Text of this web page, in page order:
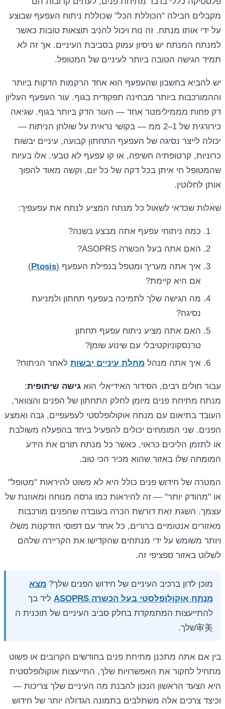
מקבלים חבילה "הכוללת הכל" שכוללת ניתוח העפעף שבוצע
על ידי אותו מנתח. זה נוח ויכול להניב תוצאות טובות כאשר
למנתח המנתח יש ניסיון עמוק בסביבת העיניים. אך זה לא
תמיד הגישה הטובה ביותר לעיניים של המטופל.
יש להביא בחשבון שהעפעף הוא אחד הרקמות הדקות ביותר
וההמורכבות ביותר מבחינה תפקודית בגוף. עור העפעף העליון
דק פחות מממילימטר אחד — העור הדק ביותר בגוף. שגיאה
כירורגית של 1–2 ממ — בקושי נראית על שולחן הניתוח —
יכולה לייצר נסיגה של העפעף התחתון קבועה, עיניים יבשות
כרוניות, קרטופתיה חשיפה, או קו עפעף לא טבעי. אלו בעיות
שהמטופל חי איתן בכל דקה של כל יום, וקשה מאוד להפוך
אותן לחלוטין.
שאלות שכדאי לשאול כל מנתח המציע לנתח את עפעפיך:
כמה ניתוחי עפעף אתה מבצע בשנה?
האם אתה בעל הכשרה ASOPRS?
איך אתה מעריך ומטפל בנפילת העפעף (Ptosis
)
אם היא קיימת?
מה הגישה שלך לתמיכה בעפעף תחתון ולמניעת
נסיגה?
האם אתה מציע ניתוח עפעף תחתון
טרנסקוניוקטיבלי עם שינוע שומן?
איך אתה מנהל מחלת עיניים יבשות לאחר הניתוח?
עבור חולים רבים, הסידור האידיאלי הוא גישה שיתופית:
מנתח מתיחת פנים מיומן לחלק התחתון של הפנים והצוואר,
העובד בתיאום עם מנתח אוקולופלסטי לעפעפיים, גבה ואמצע
הפנים. שני המומחים יכולים להפעיל ביחד בהפעלה משולבת
או לתזמן הליכים כראוי, כאשר כל מנתח תורם את הידע
המומחה שלו באזור שהוא מכיר הכי טוב.
המטרה של חידוש פנים כולל היא לא פשוט להיראות "מטופל"
או "מהודק יותר" — זה להיראות כמו גרסה מנוחה ומאוזנת של
עצמך. השגת זאת דורשת הכרה בעובדה שהפנים מורכבות
מאזורים אנטומיים ברורים, כל אחד עם דפוסי הזדקנות משלו
ויותר משומש על ידי מנתחים שהקדישו את הקריירה שלהם
לשלוט באזור ספציפי זה.
מוכן לדון ברכיב העיניים של חידוש הפנים שלך? מצא
מנתח אוקולופלסטי בעל הכשרה ASOPRS
ליד בך
להתייעצות המתמקדת בחלק סביב העיניים של תוכנית ה
审美שלך.
בין אם אתה מתכנן מתיחת פנים בחודשים הקרובים או פשוט
מתחיל לחקור את האפשרויות שלך, התייעצות אוקולופלסטית
היא הצעד הראשון הנכון להבנת מה העיניים שלך צריכות —
וכיצד צרכים אלה משתלבים בתמונה הגדולה יותר של חידוש